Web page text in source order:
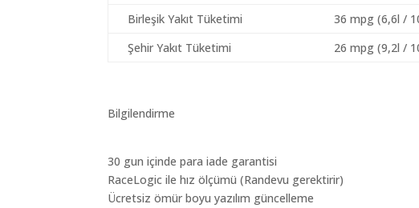
Birleşik Yakıt Tüketimi
36 mpg (6,6l /
Şehir Yakıt Tüketimi
26 mpg (9,2l /
Bilgilendirme
30 gun içinde para iade garantisi
RaceLogic ile hız ölçümü (Randevu gerektirir)
Ücretsiz ömür boyu yazılım güncelleme